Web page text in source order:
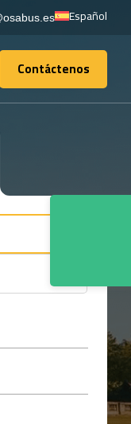
Español
Contáctenos
Contáctenos